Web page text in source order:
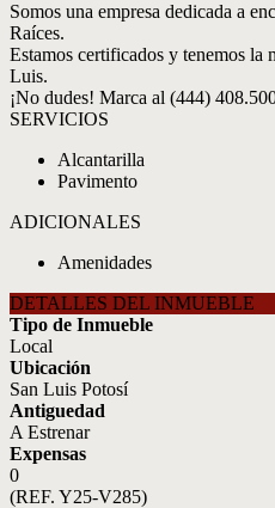
Somos una empresa dedicada a
Raíces.
Estamos certificados y tenemos la
Luis.
¡No dudes! Marca al (444)
SERVICIOS
Alcantarilla
Pavimento
ADICIONALES
Amenidades
DETALLES DEL INMUEBLE
Tipo de Inmueble
Local
Ubicación
San Luis Potosí
Antiguedad
A Estrenar
Expensas
0
(REF. Y25-V285)